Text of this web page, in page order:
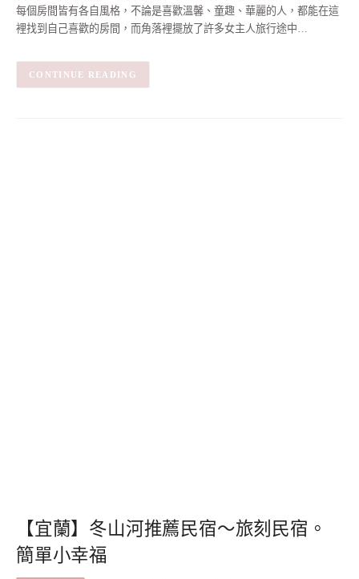
每個房間皆有各自風格，不論是喜歡溫馨、童趣、華麗的人，都能在這
裡找到自己喜歡的房間，而角落裡擺放了許多女主人旅行途中…
CONTINUE READING
【宜蘭】冬山河推薦民宿～旅刻民宿。
簡單小幸福